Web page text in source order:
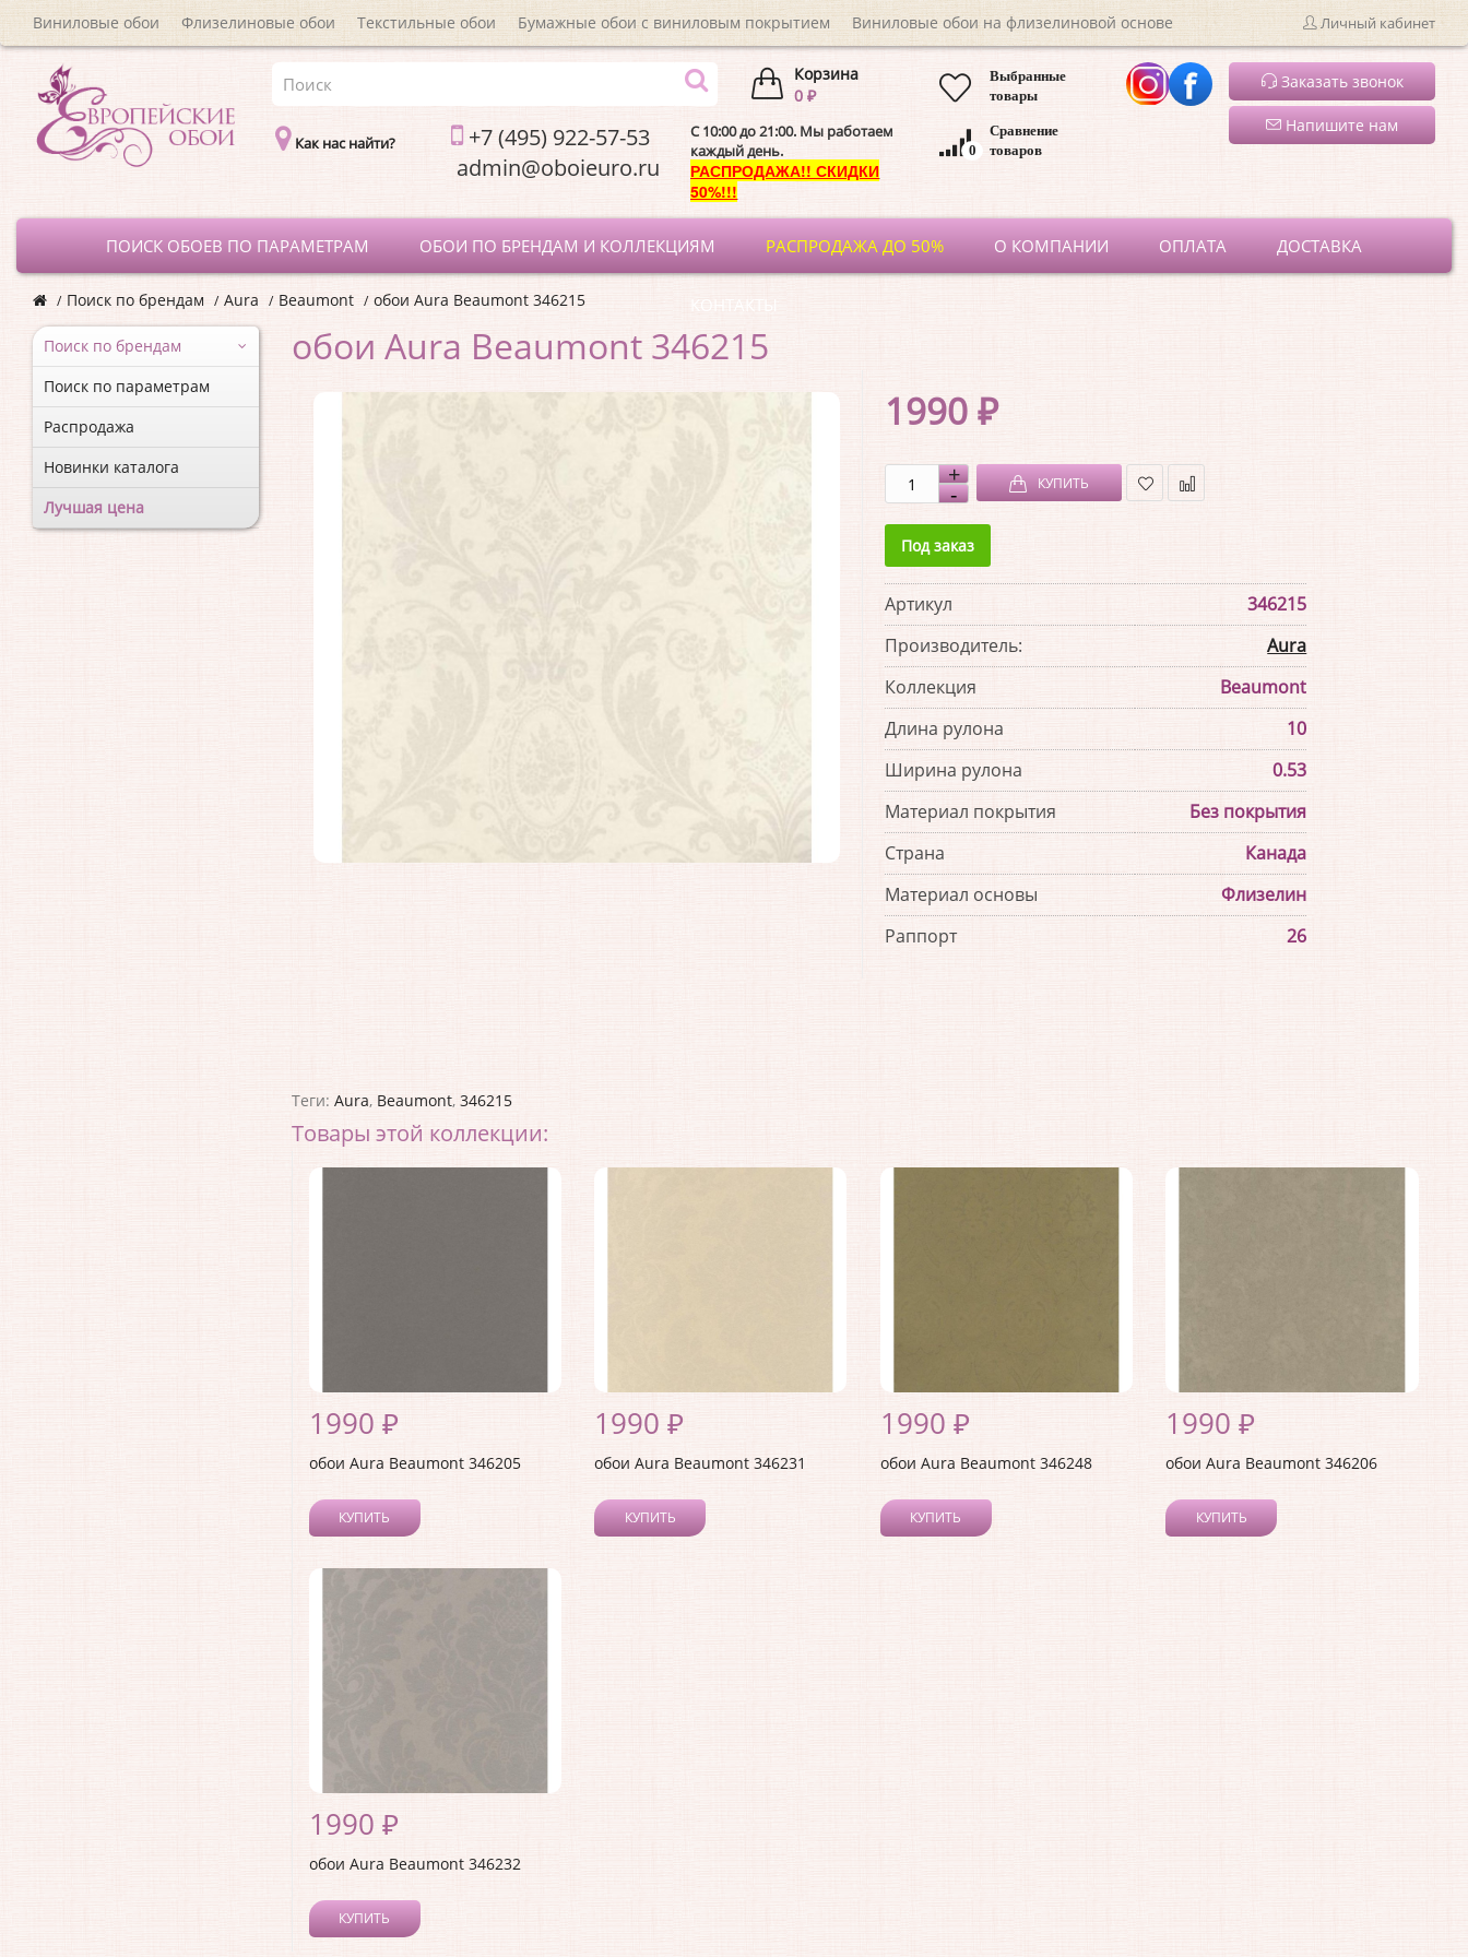
Виниловые обои Флизелиновые обои Текстильные обои Бумажные обои с виниловым покрытием Виниловые обои на флизелиновой основе Личный кабинет
Корзина
0 ₽
Как нас найти?
+7 (495) 922-57-53
admin@oboieuro.ru
C 10:00 до 21:00. Мы работаем
каждый день.
РАСПРОДАЖА!! СКИДКИ
50%!!!
Выбранные
товары
Сравнение
товаров
0
Заказать звонок
Напишите нам
ПОИСК ОБОЕВ ПО ПАРАМЕТРАМ ОБОИ ПО БРЕНДАМ И КОЛЛЕКЦИЯМ РАСПРОДАЖА ДО 50% О КОМПАНИИ ОПЛАТА ДОСТАВКА
КОНТАКТЫ
Поиск по брендам Aura Beaumont обои Aura Beaumont 346215
Поиск по брендам
Поиск по параметрам
Распродажа
Новинки каталога
Лучшая цена
обои Aura Beaumont 346215
1990 ₽
КУПИТЬ
Под заказ
Артикул
346215
Производитель:
Aura
Коллекция
Beaumont
Длина рулона
10
Ширина рулона
0.53
Материал покрытия
Без покрытия
Страна
Канада
Материал основы
Флизелин
Раппорт
26
Теги: Aura, Beaumont, 346215
Товары этой коллекции:
1990 ₽
обои Aura Beaumont 346205
КУПИТЬ
1990 ₽
обои Aura Beaumont 346231
КУПИТЬ
1990 ₽
обои Aura Beaumont 346248
КУПИТЬ
1990 ₽
обои Aura Beaumont 346206
КУПИТЬ
1990 ₽
обои Aura Beaumont 346232
КУПИТЬ